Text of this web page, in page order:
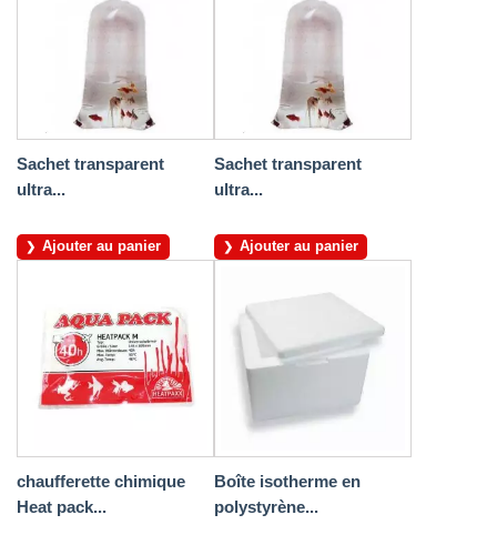
Sachet transparent
ultra...
Ajouter au panier
Sachet transparent
ultra...
Ajouter au panier
chaufferette chimique
Heat pack...
Boîte isotherme en
polystyrène...